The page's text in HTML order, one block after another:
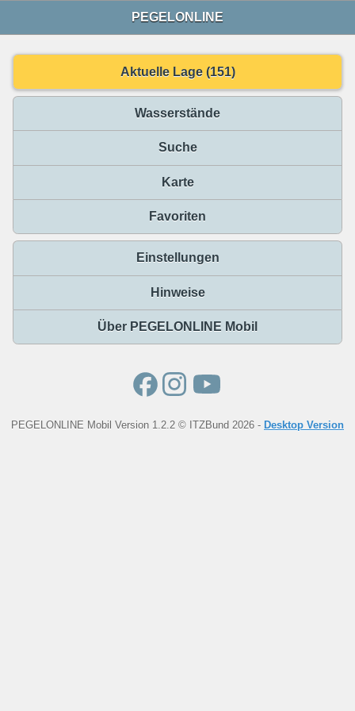
PEGELONLINE
Aktuelle Lage (151)
Wasserstände
Suche
Karte
Favoriten
Einstellungen
Hinweise
Über PEGELONLINE Mobil
PEGELONLINE Mobil Version 1.2.2 © ITZBund 2026 - Desktop Version